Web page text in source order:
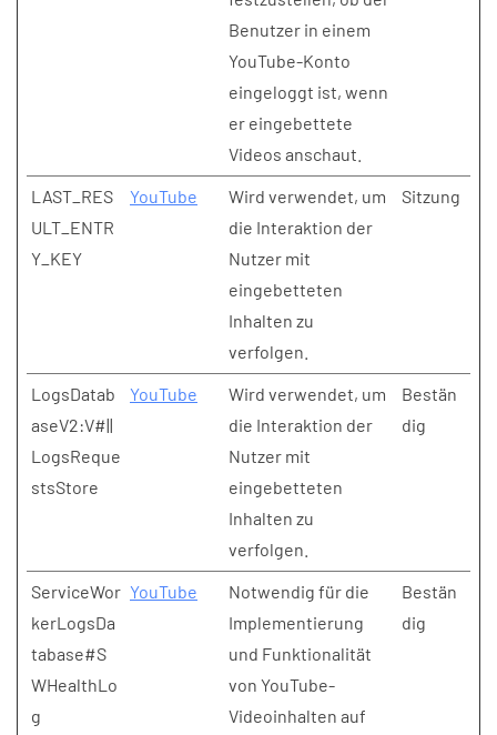
Benutzer in einem
YouTube-Konto
eingeloggt ist, wenn
er eingebettete
Videos anschaut.
LAST_RES
ULT_ENTR
Y_KEY
YouTube
Wird verwendet, um
die Interaktion der
Nutzer mit
eingebetteten
Inhalten zu
verfolgen.
Sitzung
LogsDatab
aseV2:V#||
LogsReque
stsStore
YouTube
Wird verwendet, um
die Interaktion der
Nutzer mit
eingebetteten
Inhalten zu
verfolgen.
Bestän
dig
ServiceWor
kerLogsDa
tabase#S
WHealthLo
g
YouTube
Notwendig für die
Implementierung
und Funktionalität
von YouTube-
Videoinhalten auf
Bestän
dig